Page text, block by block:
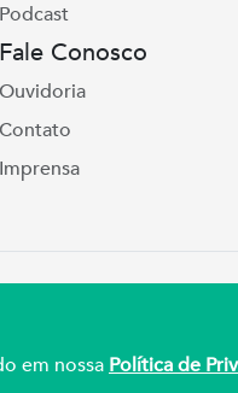
em nossa Política de
Podcast
Fale Conosco
Ouvidoria
Contato
Imprensa
975 Petrópolis |
92.990.498/0001-03